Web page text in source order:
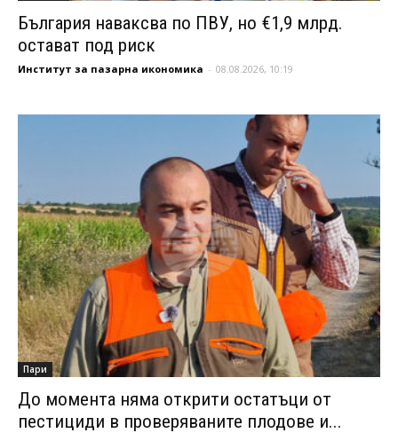
България наваксва по ПВУ, но €1,9 млрд.
остават под риск
Институт за пазарна икономика - 08.08.2026, 10:19
Пари
До момента няма открити остатъци от
пестициди в проверяваните плодове и...